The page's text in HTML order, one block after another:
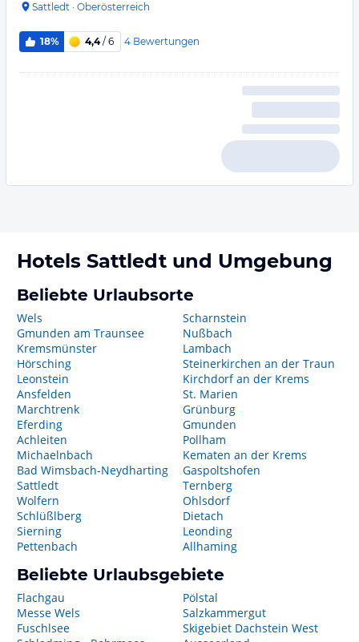
Sattledt · Oberösterreich
18% 4,4/ 6 4 Bewertungen
Hotels Sattledt und Umgebung
Beliebte Urlaubsorte
Wels
Gmunden am Traunsee
Kremsmünster
Hörsching
Leonstein
Ansfelden
Marchtrenk
Eferding
Achleiten
Michaelnbach
Bad Wimsbach-Neydharting
Sattledt
Wolfern
Schlüßlberg
Sierning
Pettenbach
Scharnstein
Nußbach
Lambach
Steinerkirchen an der Traun
Kirchdorf an der Krems
St. Marien
Grünburg
Gmunden
Pollham
Kematen an der Krems
Gaspoltshofen
Ternberg
Ohlsdorf
Dietach
Leonding
Allhaming
Beliebte Urlaubsgebiete
Flachgau
Messe Wels
Fuschlsee
Pölstal
Salzkammergut
Skigebiet Dachstein West